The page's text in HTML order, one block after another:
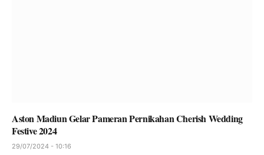
Aston Madiun Gelar Pameran Pernikahan Cherish Wedding
Festive 2024
29/07/2024 - 10:16